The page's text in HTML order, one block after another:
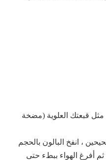
مثل قبعتك العلوية (مضخة
، انفخ البالون بالحجم
5 بوصات) ، ثم أفرغ الهواء ببطء حتى